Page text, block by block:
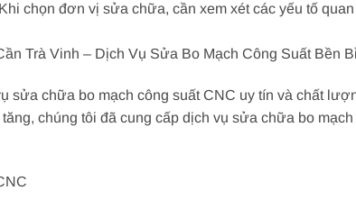
chọn đơn vị sửa chữa, cần xem xét các yếu tố
Trà Vinh – Dịch Vụ Sửa Bo Mạch Công Suất Bền
sửa chữa bo mạch công suất CNC uy tín và chất
chúng tôi đã cung cấp dịch vụ sửa chữa bo